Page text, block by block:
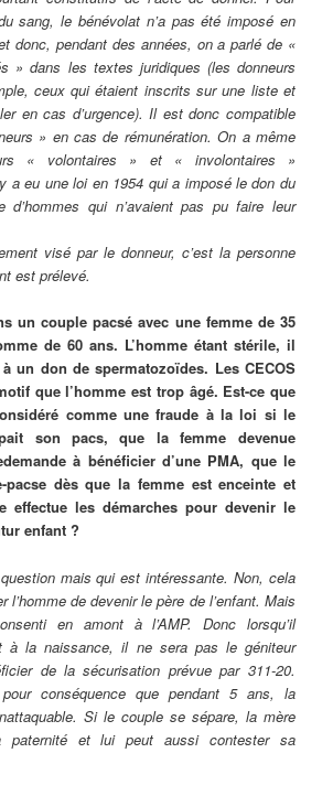
sang, le bénévolat n’a pas été imposé en
donc, pendant des années, on a parlé de «
» dans les textes juridiques (les donneurs
ceux qui étaient inscrits sur une liste et
en cas d’urgence). Il est donc compatible
» en cas de rémunération. On a même
« volontaires » et « involontaires »
a eu une loi en 1954 qui a imposé le don du
qui n’avaient pas pu faire leur
visé par le donneur, c’est la personne
est prélevé.
un couple pacsé avec une femme de 35
de 60 ans. L’homme étant stérile, il
un don de spermatozoïdes. Les CECOS
que l’homme est trop âgé. Est-ce que
comme une fraude à la loi si le
son pacs, que la femme devenue
à bénéficier d’une PMA, que le
pacse dès que la femme est enceinte et
effectue les démarches pour devenir le
enfant ?
mais qui est intéressante. Non, cela
l’homme de devenir le père de l’enfant. Mais
en amont à l’AMP. Donc lorsqu’il
à la naissance, il ne sera pas le géniteur
de la sécurisation prévue par 311-20.
conséquence que pendant 5 ans, la
Si le couple se sépare, la mère
paternité et lui peut aussi contester sa